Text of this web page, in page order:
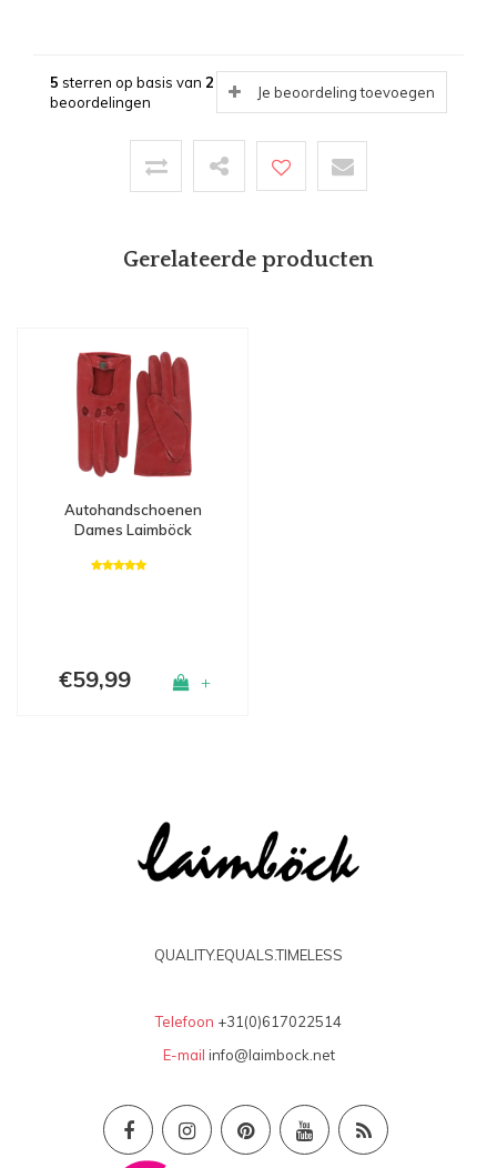
5 sterren op basis van 2
beoordelingen
Je beoordeling toevoegen
Gerelateerde producten
Autohandschoenen
Dames Laimböck
€59,99 +
QUALITY.EQUALS.TIMELESS
Telefoon +31(0)617022514
E-mail info@laimbock.net